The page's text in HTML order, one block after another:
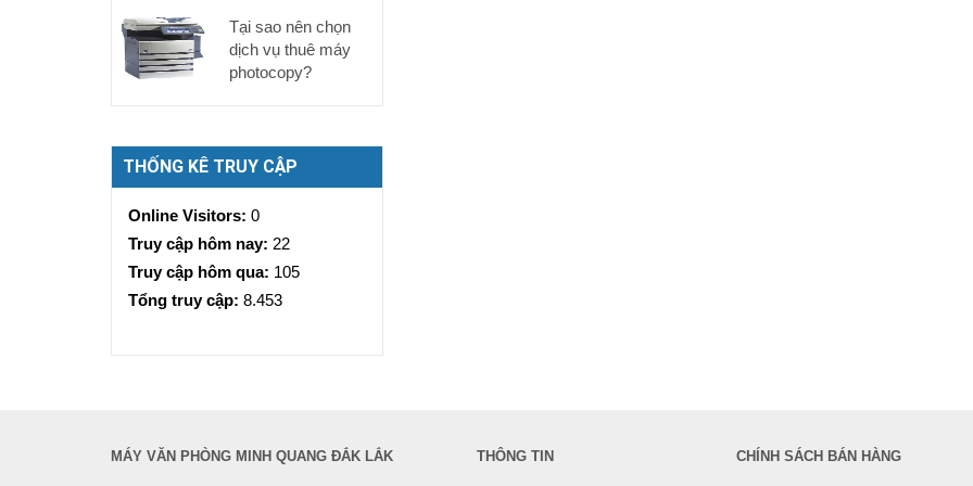
Tại sao nên chọn
dịch vụ thuê máy
photocopy?
THỐNG KÊ TRUY CẬP
Online Visitors: 0
Truy cập hôm nay: 22
Truy cập hôm qua: 105
Tổng truy cập: 8.453
MÁY VĂN PHÒNG MINH QUANG ĐẮK LẮK THÔNG TIN CHÍNH SÁCH BÁN HÀNG